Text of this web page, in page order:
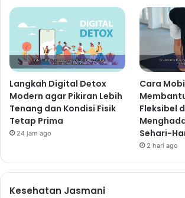
Langkah Digital Detox
Modern agar Pikiran Lebih
Tenang dan Kondisi Fisik
Tetap Prima
24 jam ago
Cara
Fleksibel
Sehari-
2 hari ago
Kesehatan Jasmani